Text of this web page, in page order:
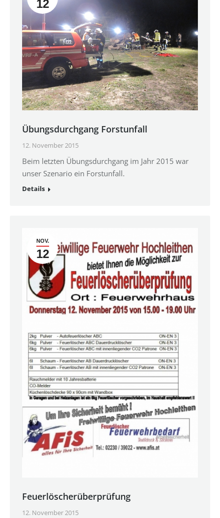
12
Übungsdurchgang Forstunfall
12. November 2015
Beim letzten Übungsdurchgang im Jahr 2015 war
unser Szenario ein Forstunfall.
Details
NOV.
12
Feuerlöscherüberprüfung
12. November 2015